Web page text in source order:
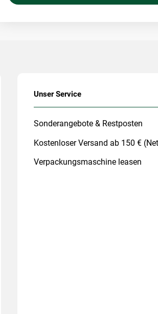
Unser Service
Sonderangebote & Restposten
Kostenloser Versand ab 150 €
Verpackungsmaschine leasen